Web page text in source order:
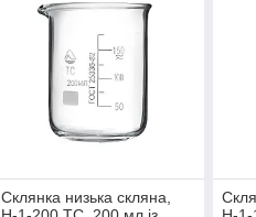
Склянка низька скляна,